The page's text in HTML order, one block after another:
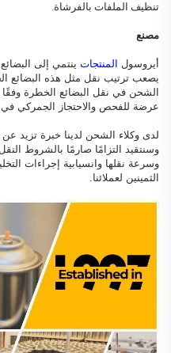
تنظيف الملفات بالفرشاة.
مصنع
أيروسول المنتجات
يصعب ترتيب نقل مثل هذه البضائع
الشحن في نقل البضائع الخطرة وفقًا
عرضة للفحص والاحتجاز الجمركي في
وسنتقيد التزامًا صارمًا بالشروط
وسرعة نقلها وانسيابية إجراءات
الثمينين لعملائنا.